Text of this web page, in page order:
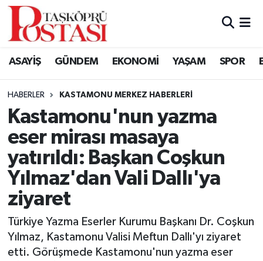
ASAYİŞ GÜNDEM EKONOMİ YAŞAM SPOR
HABERLER KASTAMONU MERKEZ HABERLERI
Kastamonu'nun yazma
eser mirası masaya
yatırıldı: Başkan Coşkun
Yılmaz'dan Vali Dallı'ya
ziyaret
Türkiye Yazma Eserler Kurumu Başkanı Dr. Coşkun
Yılmaz, Kastamonu Valisi Meftun Dallı'yı ziyaret
etti. Görüşmede Kastamonu'nun yazma eser
Kastamonu Vefat Edenler
Araç Haberleri
Azdavay Haberleri
Bozkurt Haberleri
Çatalzeytin Haberleri
Cide Haberleri